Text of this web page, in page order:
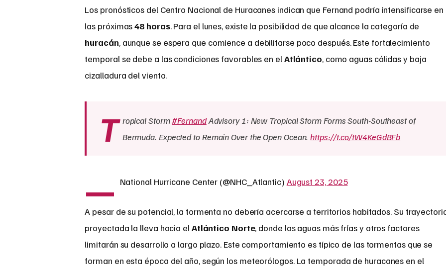
Los pronósticos del Centro Nacional de Huracanes indican que Fernand podría intensificarse en
las próximas48 horas. Para el lunes, existe la posibilidad de que alcance la categoría de
huracán, aunque se espera que comience a debilitarse poco después. Este fortalecimiento
temporal se debe a las condiciones favorables en el Atlántico, como aguas cálidas y baja
cizalladura del viento.
T ropical Storm#FernandAdvisory 1: New Tropical Storm Forms South-Southeast of
Bermuda. Expected to Remain Over the Open Ocean.https://t.co/tW4KeGdBFb
— National Hurricane Center (@NHC_Atlantic) August 23, 2025
A pesar de su potencial, la tormenta no debería acercarse a territorios habitados. Su
proyectada la lleva hacia el Atlántico Norte, donde las aguas más frías y otros factores
limitarán su desarrollo a largo plazo. Este comportamiento es típico de las tormentas que se
forman en esta época del año, según los meteorólogos. La temporada de huracanes en el